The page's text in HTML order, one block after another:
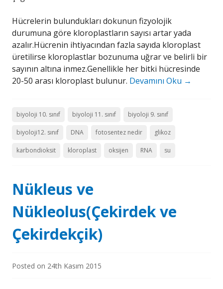
Hücrelerin bulundukları dokunun fizyolojik
durumuna göre kloroplastların sayısı artar yada
azalır.Hücrenin ihtiyacından fazla sayıda kloroplast
üretilirse kloroplastlar bozunuma uğrar ve belirli bir
sayının altına inmez.Genellikle her bitki hücresinde
20-50 arası kloroplast bulunur. Devamını Oku →
biyoloji 10. sınıf biyoloji 11. sınıf biyoloji 9. sınıf
biyoloji12. sınıf DNA fotosentez nedir glikoz
karbondioksit kloroplast oksijen RNA su
Nükleus ve
Nükleolus(Çekirdek ve
Çekirdekçik)
Posted on 24th Kasım 2015